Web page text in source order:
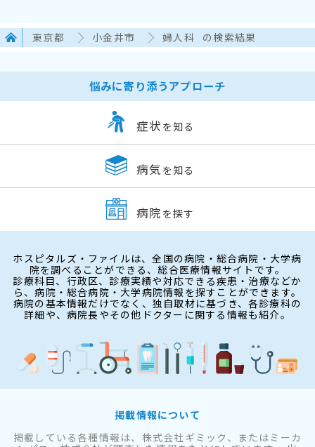
東京都 小金井市 婦人科 の検索結果
悩みに寄り添うアプローチ
症状 を知る
病気 を知る
病院 を探す
ホスピタルズ・ファイルは、全国の病院・総合病院・大学病
院を調べることができる、総合医療情報サイトです。
診療科目、行政区、診療実績や対応できる疾患・治療などか
ら、病院・総合病院・大学病院情報を探すことができます。
病院の基本情報だけでなく、独自取材に基づき、各診療科の
詳細や、病院長やその他ドクターに関する情報も紹介。
掲載情報について
掲載している各種情報は、株式会社ギミック、またはミーカ